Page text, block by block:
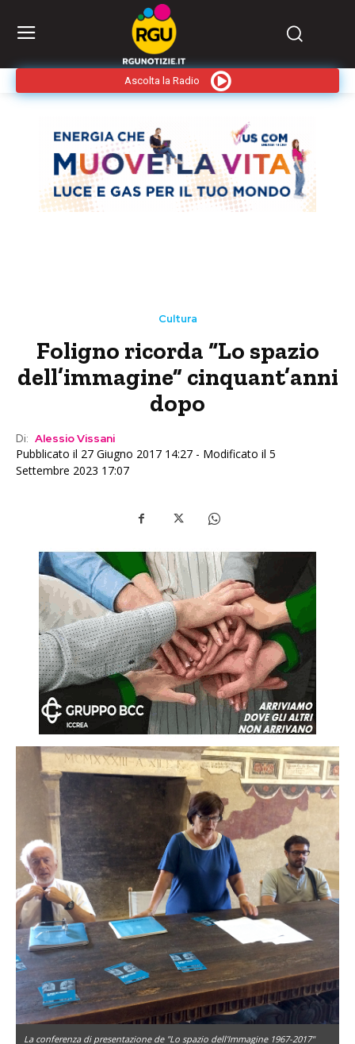
Ascolta la Radio
Cultura
Foligno ricorda “Lo spazio
dell’immagine” cinquant’anni
dopo
Di: Alessio Vissani
Pubblicato il 27 Giugno 2017 14:27 - Modificato il 5
Settembre 2023 17:07
La conferenza di presentazione de "Lo spazio dell'Immagine 1967-2017"